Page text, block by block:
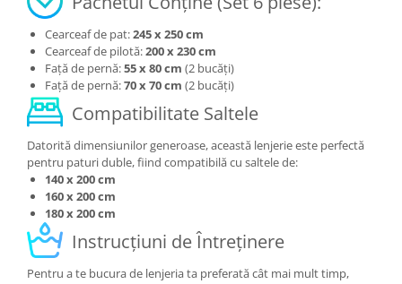
Cearceaf de pat:245 x 250 cm
Cearceaf de pilotă:200 x 230 cm
Față de pernă:55 x 80 cm (2 bucăți)
Față de pernă:70 x 70 cm (2 bucăți)
Compatibilitate Saltele
Datorită dimensiunilor generoase, această lenjerie este perfectă
pentru paturi duble, fiind compatibilă cu saltele de:
140 x 200 cm
160 x 200 cm
180 x 200 cm
Instrucțiuni de Întreținere
Pentru a te bucura de lenjeria ta preferată cât mai mult timp,